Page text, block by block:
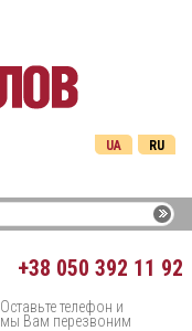
RU
UA
+38 050 392 11 92
Оставьте телефон и
мы Вам перезвоним